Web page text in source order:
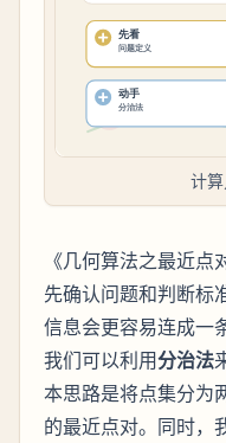
计
《几何算法之最近点
先确认问题和判断标
信息会更容易连成一
我们可以利用分治法
本思路是将点集分为
的最近点对。同时，